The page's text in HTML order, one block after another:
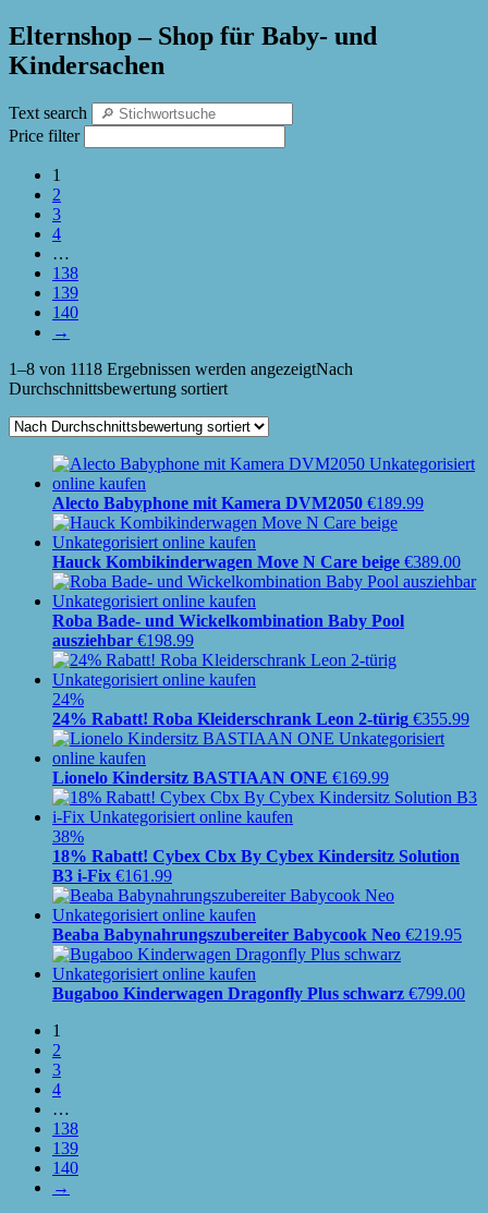
Elternshop – Shop für Baby- und
Kindersachen
Text search
Price filter
1
2
3
4
…
138
139
140
→
1–8 von 1118 Ergebnissen werden angezeigtNach
Durchschnittsbewertung sortiert
Alecto Babyphone mit Kamera DVM2050 €189.99
Hauck Kombikinderwagen Move N Care beige €389.00
Roba Bade- und Wickelkombination Baby Pool
ausziehbar €198.99
24%
24% Rabatt! Roba Kleiderschrank Leon 2-türig €355.99
Lionelo Kindersitz BASTIAAN ONE €169.99
38%
18% Rabatt! Cybex Cbx By Cybex Kindersitz Solution
B3 i-Fix €161.99
Beaba Babynahrungszubereiter Babycook Neo €219.95
Bugaboo Kinderwagen Dragonfly Plus schwarz €799.00
1
2
3
4
…
138
139
140
→